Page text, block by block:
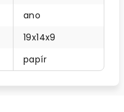
ano
19x14x9
papír